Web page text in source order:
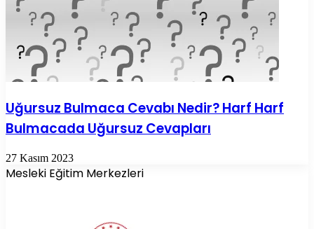
Uğursuz Bulmaca Cevabı Nedir? Harf Harf
Bulmacada Uğursuz Cevapları
27 Kasım 2023
Mesleki Eğitim Merkezleri